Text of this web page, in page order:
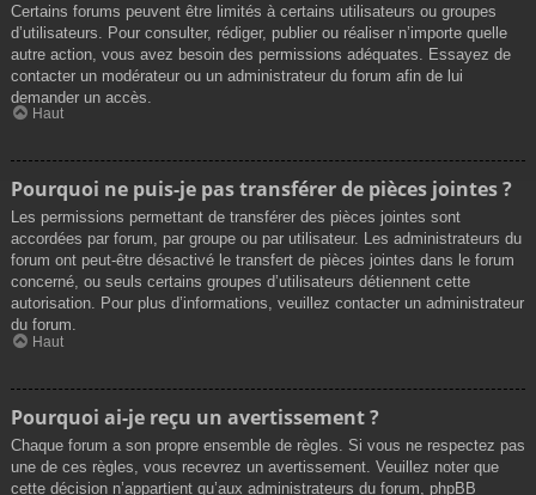
Certains forums peuvent être limités à certains utilisateurs ou groupes
d’utilisateurs. Pour consulter, rédiger, publier ou réaliser n’importe quelle
autre action, vous avez besoin des permissions adéquates. Essayez de
contacter un modérateur ou un administrateur du forum afin de lui
demander un accès.
Haut
Pourquoi ne puis-je pas transférer de pièces jointes ?
Les permissions permettant de transférer des pièces jointes sont
accordées par forum, par groupe ou par utilisateur. Les administrateurs du
forum ont peut-être désactivé le transfert de pièces jointes dans le forum
concerné, ou seuls certains groupes d’utilisateurs détiennent cette
autorisation. Pour plus d’informations, veuillez contacter un administrateur
du forum.
Haut
Pourquoi ai-je reçu un avertissement ?
Chaque forum a son propre ensemble de règles. Si vous ne respectez pas
une de ces règles, vous recevrez un avertissement. Veuillez noter que
cette décision n’appartient qu’aux administrateurs du forum, phpBB